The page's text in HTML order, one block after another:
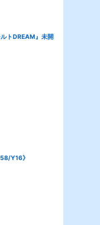
トDREAM』未開
Y16》